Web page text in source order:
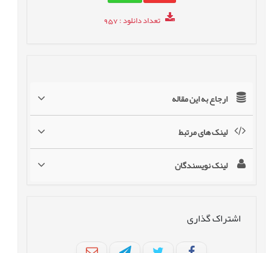
تعداد دانلود: 957
ارجاع به این مقاله
لینک های مرتبط
لینک نویسندگان
اشتراک گذاری